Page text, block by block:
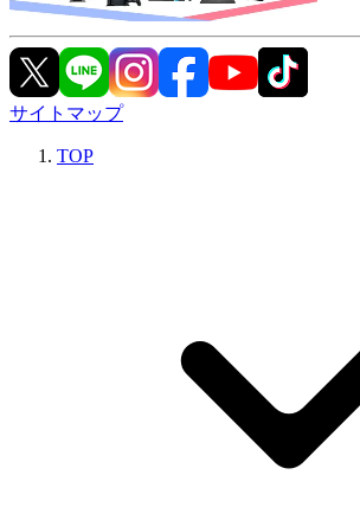
サイトマップ
TOP